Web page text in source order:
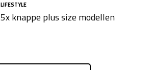
LIFESTYLE
5x knappe plus size modellen​